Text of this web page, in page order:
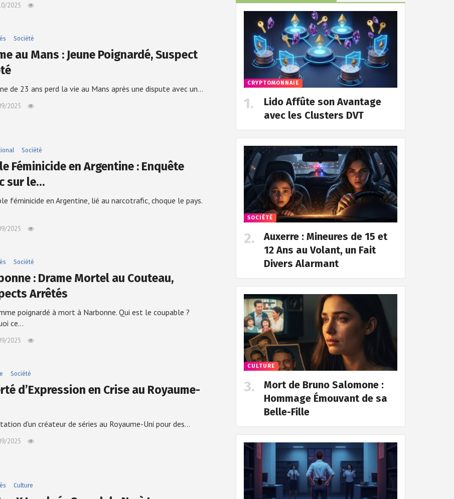
2025
Société
au Mans : Jeune Poignardé, Suspect
de 23 ans perd la vie au Mans après une dispute avec un…
2025
Société
Féminicide en Argentine : Enquête
sur le…
féminicide en Argentine, lié au narcotrafic, choque le pays.
2025
Société
: Drame Mortel au Couteau,
Arrêtés
poignardé à mort à Narbonne. Qui est le coupable ?
ce…
2025
Société
d’Expression en Crise au Royaume-
d'un créateur de séries au Royaume-Uni pour des…
2025
Culture
CRYPTOMONNAIE
Lido Affûte son Avantage
avec les Clusters DVT
SOCIÉTÉ
Auxerre : Mineures de 15 et
12 Ans au Volant, un Fait
Divers Alarmant
CULTURE
Mort de Bruno Salomone :
Hommage Émouvant de sa
Belle-Fille